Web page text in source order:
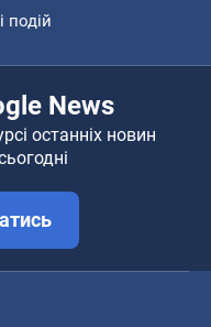
подій
News
останніх новин